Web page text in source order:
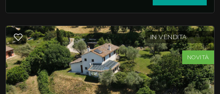
IN VENDITA
NOVITÀ